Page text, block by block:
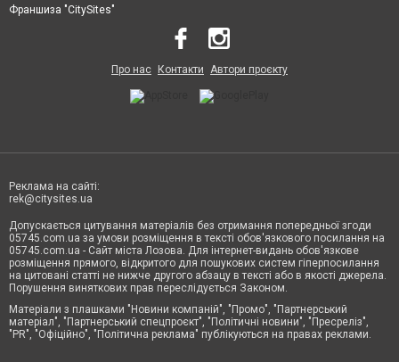
Франшиза "CitySites"
Про нас Контакти Автори проєкту
Реклама на сайті:
rek@citysites.ua
Допускається цитування матеріалів без отримання попередньої згоди
05745.com.ua за умови розміщення в тексті обов'язкового посилання на
05745.com.ua - Сайт міста Лозова. Для інтернет-видань обов'язкове
розміщення прямого, відкритого для пошукових систем гіперпосилання
на цитовані статті не нижче другого абзацу в тексті або в якості джерела.
Порушення виняткових прав переслідується Законом.
Матеріали з плашками "Новини компаній", "Промо", "Партнерський
матеріал", "Партнерський спецпроєкт", "Політичні новини", "Пресреліз",
"PR", "Офіційно", "Політична реклама" публікуються на правах реклами.